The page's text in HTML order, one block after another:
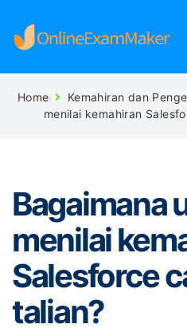
Home Kemahiran dan
menilai kemahiran
Bagaimana
menilai
Salesforce
talian?